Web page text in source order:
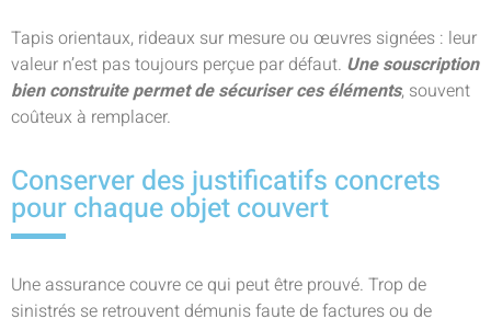
Tapis orientaux, rideaux sur mesure ou œuvres signées : leur
valeur n’est pas toujours perçue par défaut. Une souscription
bien construite permet de sécuriser ces éléments, souvent
coûteux à remplacer.
Conserver des justificatifs concrets
pour chaque objet couvert
Une assurance couvre ce qui peut être prouvé. Trop de
sinistrés se retrouvent démunis faute de factures ou de